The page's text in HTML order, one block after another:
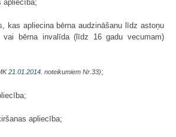
apliecība;
kas apliecina bērna audzināšanu līdz astoņu
vai bērna invalīda (līdz 16 gadu vecumam)
21.01.2014. noteikumiem Nr.33);
apliecība;